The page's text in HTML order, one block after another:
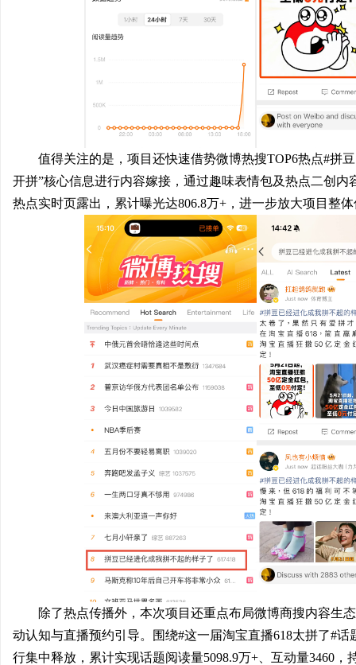
值得关注的是，项目还快速借势微博热搜TOP6热点#拼
开拼”核心信息进行内容嫁接，通过趣味表情包及热点二创内
热点实时页露出，累计曝光达806.8万+，进一步放大项目整
除了热点传播外，本次项目还重点布局微博商搜内容生
动认知与直播预约引导。围绕#这一届淘宝直播618太拼了#
行集中释放，累计实现话题阅读量5098.9万+、互动量3460，